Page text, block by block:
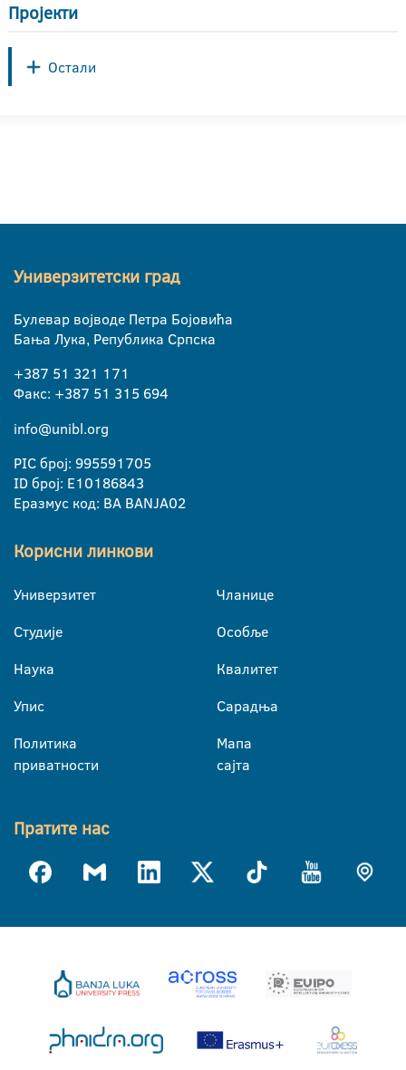
Пројекти
Остали
Универзитетски град
Булевар војводе Петра Бојовића
Бања Лука, Република Српска
+387 51 321 171
Факс: +387 51 315 694
info@unibl.org
PIC број: 995591705
ID број: E10186843
Еразмус код: BA BANJA02
Корисни линкови
Универзитет
Студије
Наука
Упис
Политика
приватности
Чланице
Особље
Квалитет
Сарадња
Мапа
сајта
Пратите нас